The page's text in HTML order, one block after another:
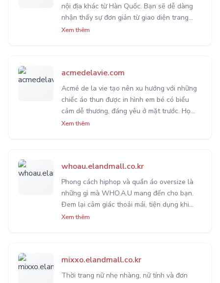
nội địa khác từ Hàn Quốc. Bạn sẽ dễ dàng
nhận thấy sự đơn giản từ giao diện trang
web đến thiết kế quần áo của họ. Mang đến
Xem thêm
acmedelavie.com
Acmé de la vie tạo nên xu hướng với những
chiếc áo thun được in hình em bé có biểu
cảm dễ thương, đáng yêu ở mặt trước. Họ
cũng đang có rất nhiều mẫu quần áo
Xem thêm
whoau.elandmall.co.kr
Phong cách hiphop và quần áo oversize là
những gì mà WHO.A.U mang đến cho bạn.
Đem lại cảm giác thoải mái, tiện dụng khi
mặc. Thiết kế kèm theo nhiều họa tiết đặc
Xem thêm
mixxo.elandmall.co.kr
Thời trang nữ nhẹ nhàng, nữ tính và đơn